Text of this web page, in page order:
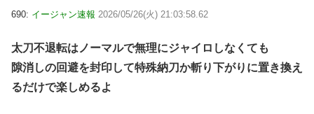
690: イージャン速報 2026/05/26(火) 21:03:58.62
太刀不退転はノーマルで無理にジャイロしなくても
隙消しの回避を封印して特殊納刀か斬り下がりに置き換え
るだけで楽しめるよ